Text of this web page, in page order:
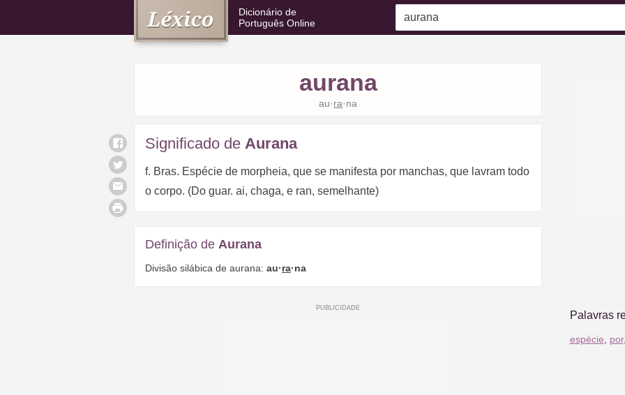
Dicionário de
Português Online
aurana
au·ra·na
Significado de Aurana
f. Bras. Espécie de morpheia, que se manifesta por manchas, que lavram todo
o corpo. (Do guar. ai, chaga, e ran, semelhante)
Definição de Aurana
Divisão silábica de aurana: au·ra·na
Palavras
espécie por,